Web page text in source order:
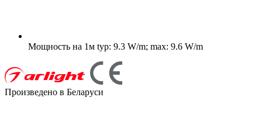
Мощность на 1м typ: 9.3 W/m; max: 9.6 W/m
Произведено в Беларуси